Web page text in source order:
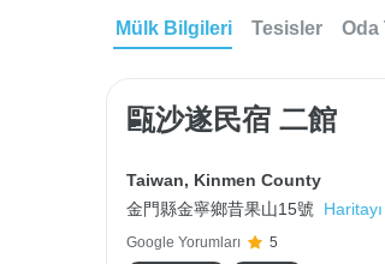
Mülk Bilgileri Tesisler Oda
甌沙遂民宿 二館
Taiwan, Kinmen County
金門縣金寧鄉昔果山15號
Google Yorumları
5